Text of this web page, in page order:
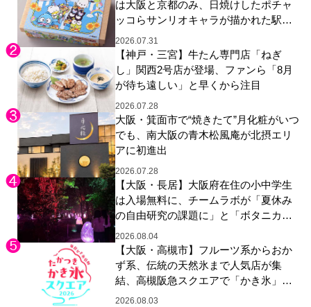
は大阪と京都のみ、日焼けしたポチャ
ッコらサンリオキャラが描かれた駅弁
やグッズが登場
2026.07.31
【神戸・三宮】牛たん専門店「ねぎ
し」関西2号店が登場、ファンら「8月
が待ち遠しい」と早くから注目
2026.07.28
大阪・箕面市で“焼きたて”月化粧がいつ
でも、南大阪の青木松風庵が北摂エリ
アに初進出
2026.07.28
【大阪・長居】大阪府在住の小中学生
は入場無料に、チームラボが「夏休み
の自由研究の課題に」と「ボタニカル
ガーデン 大阪」へ招待
2026.08.04
【大阪・高槻市】フルーツ系からおか
ず系、伝統の天然氷まで人気店が集
結、高槻阪急スクエアで「かき氷」祭
り
2026.08.03